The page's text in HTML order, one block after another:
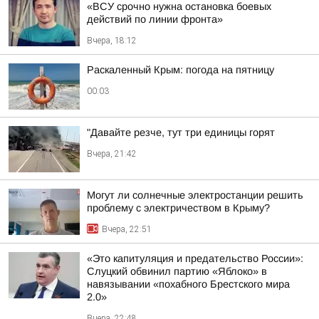
«ВСУ срочно нужна остановка боевых
действий по линии фронта»
Вчера, 18:12
Раскаленный Крым: погода на пятницу
00:03
"Давайте резче, тут три единицы горят
Вчера, 21:42
Могут ли солнечные электростанции решить
проблему с электричеством в Крыму?
Вчера, 22:51
«Это капитуляция и предательство России»:
Слуцкий обвинил партию «Яблоко» в
навязывании «похабного Брестского мира
2.0»